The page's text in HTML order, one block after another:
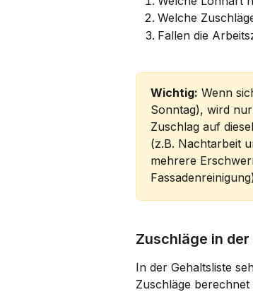
Welche
Fallen die
Wichtig: Wenn
Sonntag), wird
Zuschlag auf
(z.B. Nachtarbeit
mehrere
Zuschläge in
In der Gehaltsliste
Zuschläge